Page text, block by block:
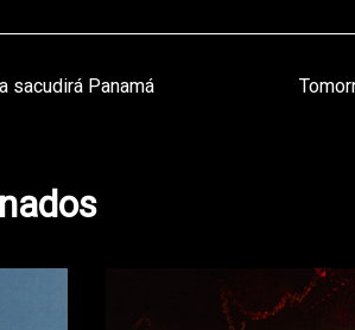
sacudirá Panamá